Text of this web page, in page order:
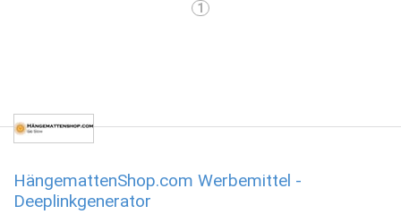
1
HängemattenShop.com Werbemittel -
Deeplinkgenerator